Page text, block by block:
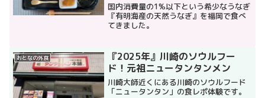
国内消費量の1%以下という希少なうなぎ
『有明海産の天然うなぎ』を福岡で食べ
てきました。
おとなの外食
『2025年』川崎のソウルフー
ド！元祖ニュータンタンメン
川崎大師近くにある川崎のソウルフード
「ニュータンタン」の食レポ体験です。